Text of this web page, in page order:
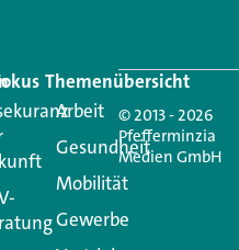
Themenübersicht
Arbeit
Gesundheit
Mobilität
Gewerbe
© 2013 - 2026
Pfefferminzia
Medien GmbH